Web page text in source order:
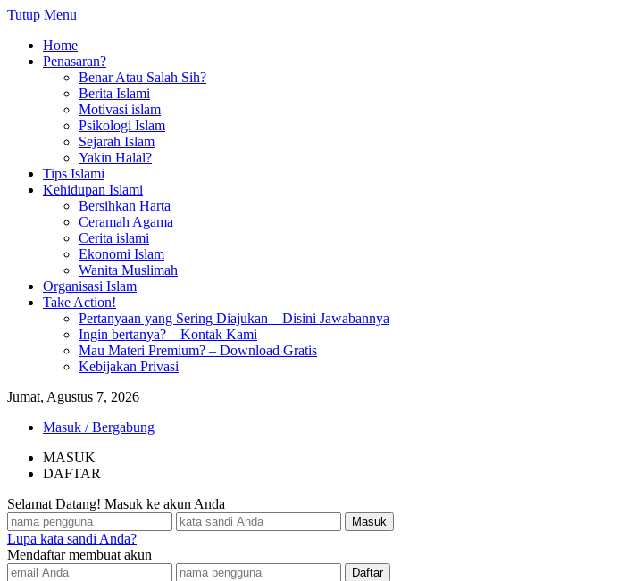
Tutup Menu
Home
Penasaran?
Benar Atau Salah Sih?
Berita Islami
Motivasi islam
Psikologi Islam
Sejarah Islam
Yakin Halal?
Tips Islami
Kehidupan Islami
Bersihkan Harta
Ceramah Agama
Cerita islami
Ekonomi Islam
Wanita Muslimah
Organisasi Islam
Take Action!
Pertanyaan yang Sering Diajukan – Disini Jawabannya
Ingin bertanya? – Kontak Kami
Mau Materi Premium? – Download Gratis
Kebijakan Privasi
Jumat, Agustus 7, 2026
Masuk / Bergabung
MASUK
DAFTAR
Selamat Datang! Masuk ke akun Anda
Lupa kata sandi Anda?
Mendaftar membuat akun